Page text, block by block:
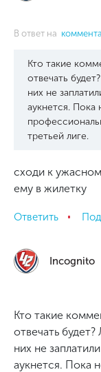
В ответ на
Кто такие
отвечать
них не
аукнется. Пока
третьей лиге.
сходи к
ему в жилетку
Ответить
Incognito
Кто такие
отвечать
них не
аукнется. Пока